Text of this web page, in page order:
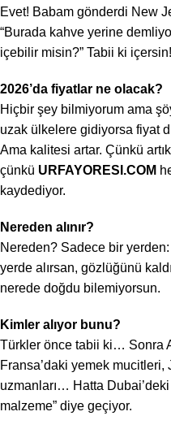
Evet! Babam gönderdi New
“Burada kahve yerine
içebilir misin?” Tabii ki
2026’da fiyatlar ne olacak?
Hiçbir şey bilmiyorum ama
uzak ülkelere gidiyorsa fiyat
Ama kalitesi artar. Çünkü
çünkü URFAYORESI.COM
kaydediyor.
Nereden alınır?
Nereden? Sadece bir
yerde alırsan, gözlüğünü
nerede doğdu bilemiyorsun.
Kimler alıyor bunu?
Türkler önce tabii ki… Sonra
Fransa’daki yemek mucitleri,
uzmanları… Hatta
malzeme” diye geçiyor.